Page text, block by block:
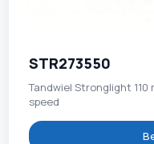
STR273550
Tandwiel Stronglight 110
speed